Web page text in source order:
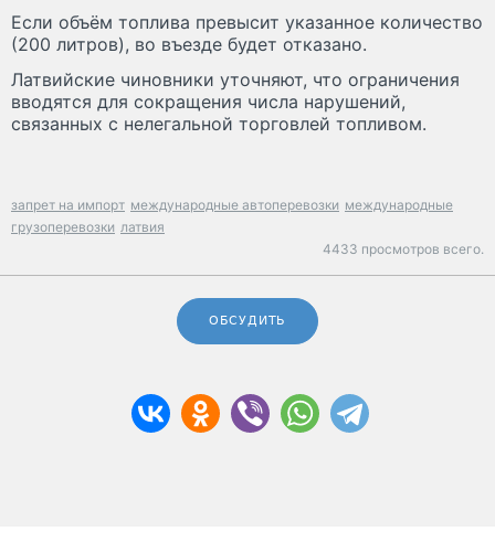
Если объём топлива превысит указанное количество
(200 литров), во въезде будет отказано.
Латвийские чиновники уточняют, что ограничения
вводятся для сокращения числа нарушений,
связанных с нелегальной торговлей топливом.
запрет на импорт международные автоперевозки международные
грузоперевозки латвия
4433 просмотров всего.
ОБСУДИТЬ